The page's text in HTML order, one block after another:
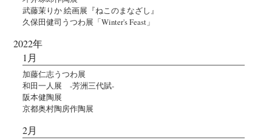
武藤茉りか 絵画展『ねこのまなざし』
久保田健司うつわ展「Winter's Feast」
2022年
1月
加藤仁志うつわ展
和田一人展 -芳洲三代賦-
阪本健陶展
京都奥村陶房作陶展
2月